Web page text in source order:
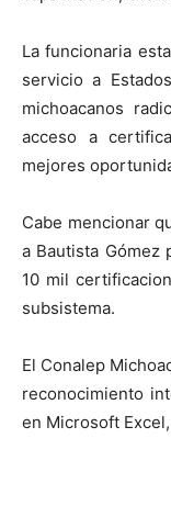
La funcionaria
servicio a
michoacanos
acceso a
mejores
Cabe mencionar
a Bautista Gómez
10 mil
subsistema.
El Conalep
reconocimiento
en Microsoft